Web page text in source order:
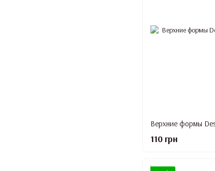
Верхние формы
110 грн